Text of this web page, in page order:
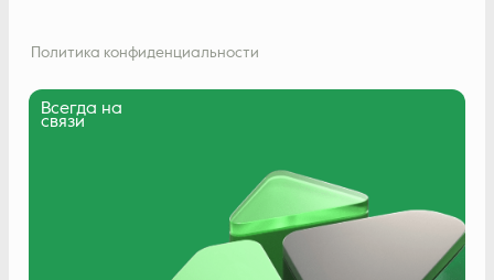
Политика конфиденциальности
Всегда на
связи